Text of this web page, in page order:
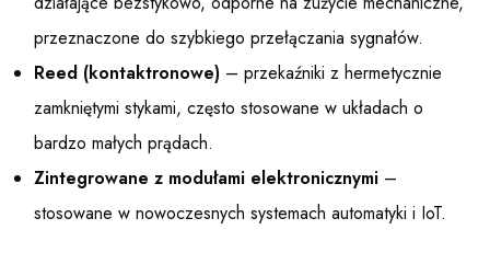
przeznaczone do szybkiego przełączania sygnałów.
Reed (kontaktronowe) – przekaźniki z hermetycznie
zamkniętymi stykami, często stosowane w układach o
bardzo małych prądach.
Zintegrowane z modułami elektronicznymi –
stosowane w nowoczesnych systemach automatyki i IoT.